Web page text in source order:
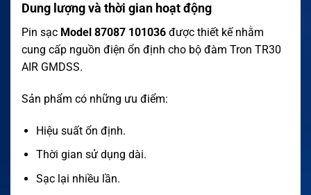
Dung lượng và thời gian hoạt động
Pin sạc Model 87087 101036 được thiết kế nhằm
cung cấp nguồn điện ổn định cho bộ đàm Tron TR30
AIR GMDSS.
Sản phẩm có những ưu điểm:
Hiệu suất ổn định.
Thời gian sử dụng dài.
Sạc lại nhiều lần.